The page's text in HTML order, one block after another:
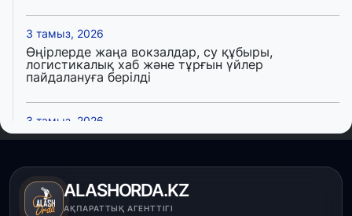
3 тамыз, 2026
Өңірлерде жаңа вокзалдар, су құбыры,
логистикалық хаб және тұрғын үйлер
пайдалануға берілді
3 тамыз, 2026
Қызылордада 300 орындық аурухана,
салынып жатыр
1 тамыз, 2026
ALASHORDA.KZ
АҚПАРАТТЫҚ АГЕНТТІГІ